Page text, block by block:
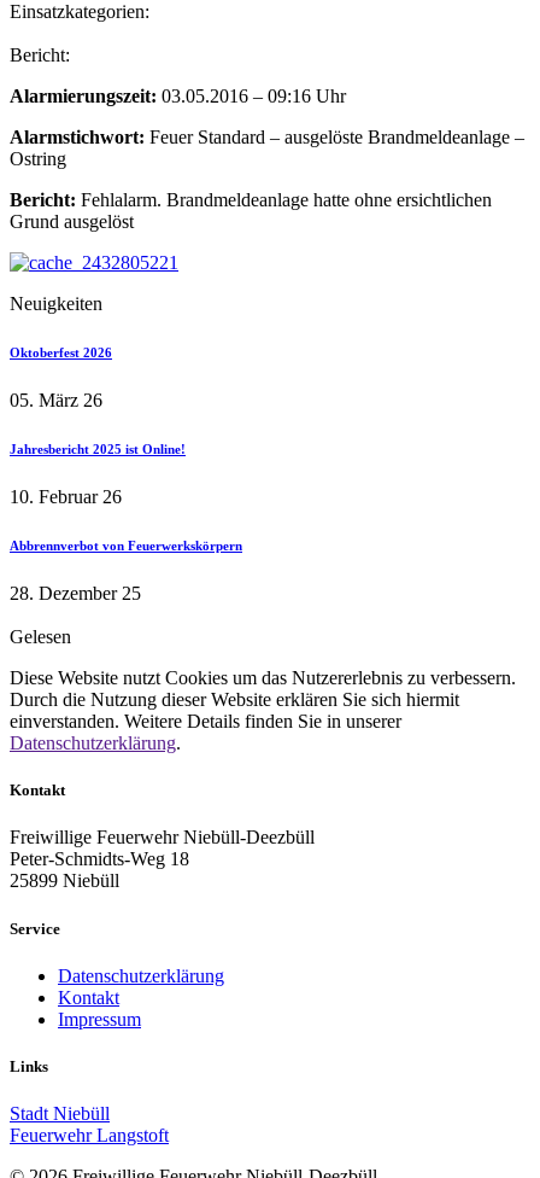
Einsatzkategorien:
Bericht:
Alarmierungszeit: 03.05.2016 – 09:16 Uhr
Alarmstichwort: Feuer Standard – ausgelöste Brandmeldeanlage –
Ostring
Bericht: Fehlalarm. Brandmeldeanlage hatte ohne ersichtlichen
Grund ausgelöst
Neuigkeiten
Oktoberfest 2026
05. März 26
Jahresbericht 2025 ist Online!
10. Februar 26
Abbrennverbot von Feuerwerkskörpern
28. Dezember 25
Gelesen
Diese Website nutzt Cookies um das Nutzererlebnis zu verbessern.
Durch die Nutzung dieser Website erklären Sie sich hiermit
einverstanden. Weitere Details finden Sie in unserer
Datenschutzerklärung.
Kontakt
Freiwillige Feuerwehr Niebüll-Deezbüll
Peter-Schmidts-Weg 18
25899 Niebüll
Service
Datenschutzerklärung
Kontakt
Impressum
Links
Stadt Niebüll
Feuerwehr Langstoft